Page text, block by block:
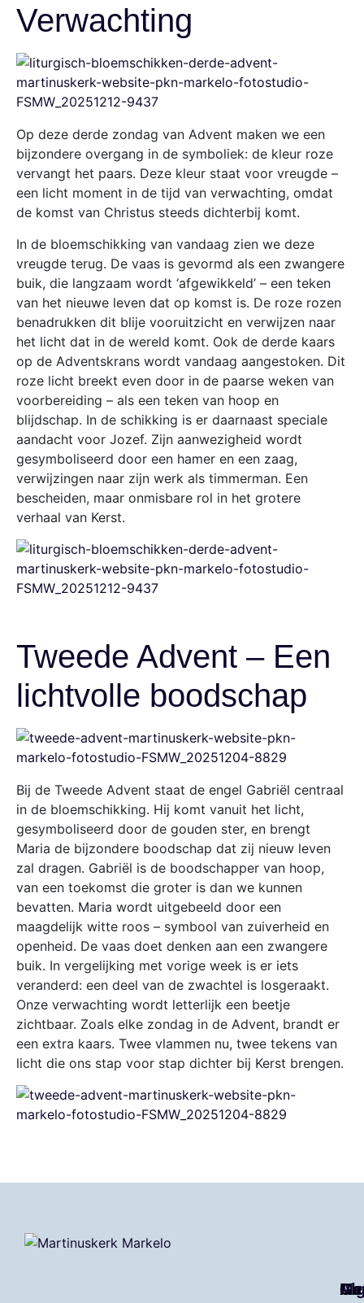
Verwachting
Op deze derde zondag van Advent maken we een
bijzondere overgang in de symboliek: de kleur roze
vervangt het paars. Deze kleur staat voor vreugde –
een licht moment in de tijd van verwachting, omdat
de komst van Christus steeds dichterbij komt.
In de bloemschikking van vandaag zien we deze
vreugde terug. De vaas is gevormd als een zwangere
buik, die langzaam wordt ‘afgewikkeld’ – een teken
van het nieuwe leven dat op komst is. De roze rozen
benadrukken dit blije vooruitzicht en verwijzen naar
het licht dat in de wereld komt. Ook de derde kaars
op de Adventskrans wordt vandaag aangestoken. Dit
roze licht breekt even door in de paarse weken van
voorbereiding – als een teken van hoop en
blijdschap. In de schikking is er daarnaast speciale
aandacht voor Jozef. Zijn aanwezigheid wordt
gesymboliseerd door een hamer en een zaag,
verwijzingen naar zijn werk als timmerman. Een
bescheiden, maar onmisbare rol in het grotere
verhaal van Kerst.
Tweede Advent – Een
lichtvolle boodschap
Bij de Tweede Advent staat de engel Gabriël centraal
in de bloemschikking. Hij komt vanuit het licht,
gesymboliseerd door de gouden ster, en brengt
Maria de bijzondere boodschap dat zij nieuw leven
zal dragen. Gabriël is de boodschapper van hoop,
van een toekomst die groter is dan we kunnen
bevatten. Maria wordt uitgebeeld door een
maagdelijk witte roos – symbool van zuiverheid en
openheid. De vaas doet denken aan een zwangere
buik. In vergelijking met vorige week is er iets
veranderd: een deel van de zwachtel is losgeraakt.
Onze verwachting wordt letterlijk een beetje
zichtbaar. Zoals elke zondag in de Advent, brandt er
een extra kaars. Twee vlammen nu, twee tekens van
licht die ons stap voor stap dichter bij Kerst brengen.
Ga